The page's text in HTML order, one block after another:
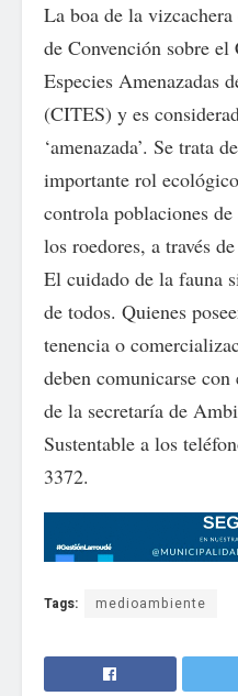
La boa de la
de Convención sobre
Especies Amenazadas
(CITES) y es
‘amenazada’. Se trata
importante rol
controla poblaciones
los roedores, a través
El cuidado de la fauna
de todos. Quienes
tenencia o
deben comunicarse
de la secretaría de
Sustentable a los
3372.
Tags: medioambiente